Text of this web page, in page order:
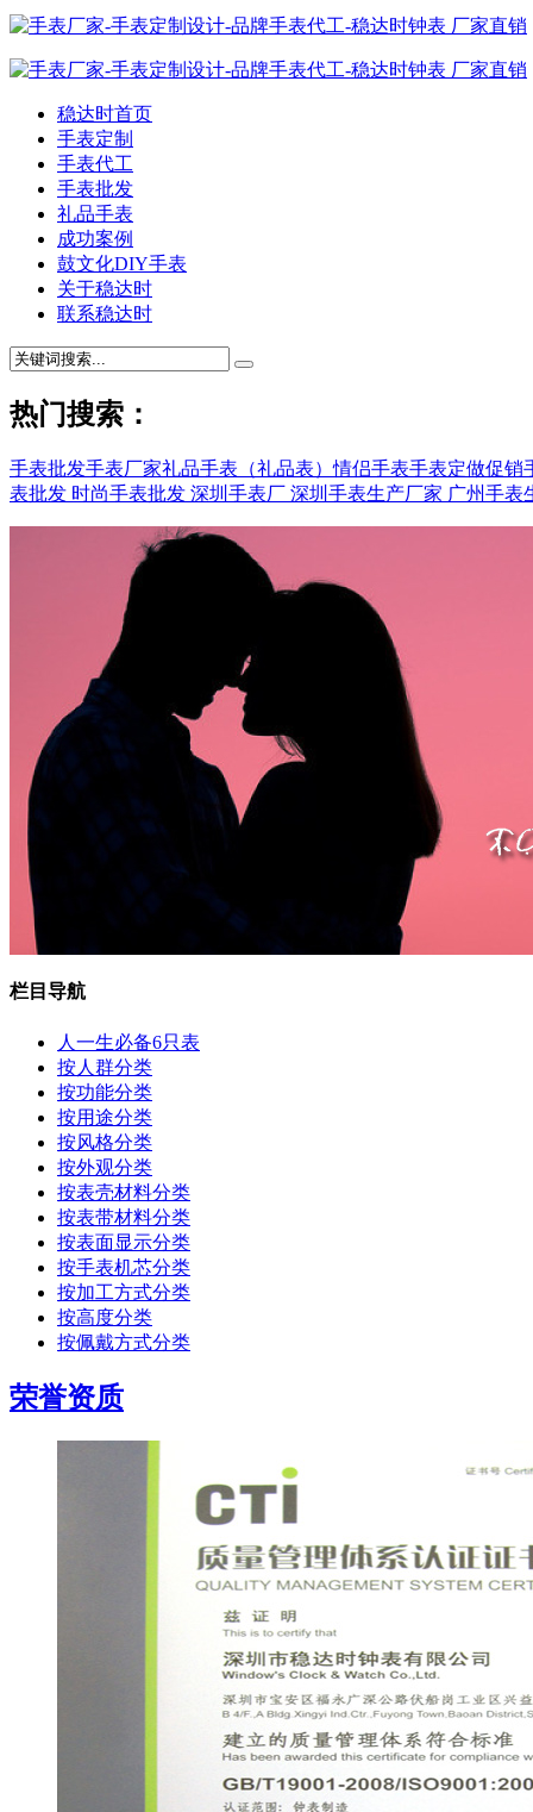
稳达时首页
手表定制
手表代工
手表批发
礼品手表
成功案例
鼓文化DIY手表
关于稳达时
联系稳达时
热门搜索：
手表批发手表厂家礼品手表（礼品表）情侣手表手表定做促销
表批发 时尚手表批发 深圳手表厂 深圳手表生产厂家 广州手表
栏目导航
人一生必备6只表
按人群分类
按功能分类
按用途分类
按风格分类
按外观分类
按表壳材料分类
按表带材料分类
按表面显示分类
按手表机芯分类
按加工方式分类
按高度分类
按佩戴方式分类
荣誉资质